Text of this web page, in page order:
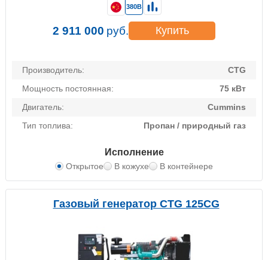
Производитель:
CTG
Мощность постоянная:
75 кВт
Двигатель:
Cummins
Тип топлива:
Пропан / природный газ
Исполнение
Открытое В кожухе В контейнере
380В
2 911 000 руб. Купить
Газовый генератор CTG 125CG